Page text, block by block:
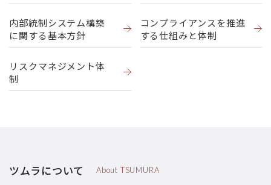
内部統制システム構築
に関する基本方針
コンプライアンスを推進
する仕組みと体制
リスクマネジメント体
制
ツムラについて About TSUMURA